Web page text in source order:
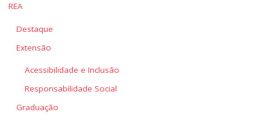
REA
Destaque
Extensão
Acessibilidade e Inclusão
Responsabilidade Social
Graduação